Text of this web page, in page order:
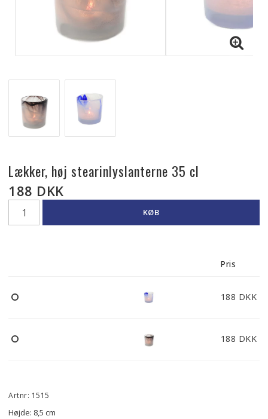
Lækker, høj stearinlyslanterne 35 cl
188 DKK
KØB
Pris
188 DKK
188 DKK
Artnr: 1515
Højde: 8,5 cm